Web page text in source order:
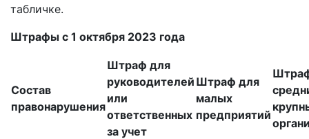
табличке.
Штрафы с 1 октября 2023 года
Состав
правонарушения
Штраф для
руководителей
или
ответственных
за учет
Штраф для
малых
предприятий